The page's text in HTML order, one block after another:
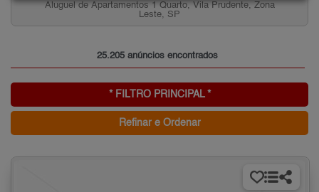
Aluguel de Apartamentos 3 quartos, 2 Vagas, Penha,
Zona Leste, SP
25.205 anúncios encontrados
* FILTRO PRINCIPAL *
Refinar e Ordenar